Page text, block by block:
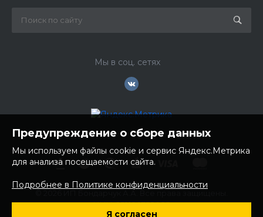
Мы в соц. сетях
ИНН: 252100758085
Предупреждение о сборе данных
Мы используем файлы cookie и сервис Яндекс.Метрика
для анализа посещаемости сайта.
Подробнее в Политике конфиденциальности
Я согласен